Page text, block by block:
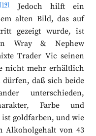
[19]Jedoch hilft ein
alten Bild, das auf
gezeigt wurde, ist
Wray & Nephew
Trader Vic seinen
nicht mehr erhältlich
dürfen, daß sich beide
unterschieden,
Farbe und
goldfarben, und wie
Alkoholgehalt von 43